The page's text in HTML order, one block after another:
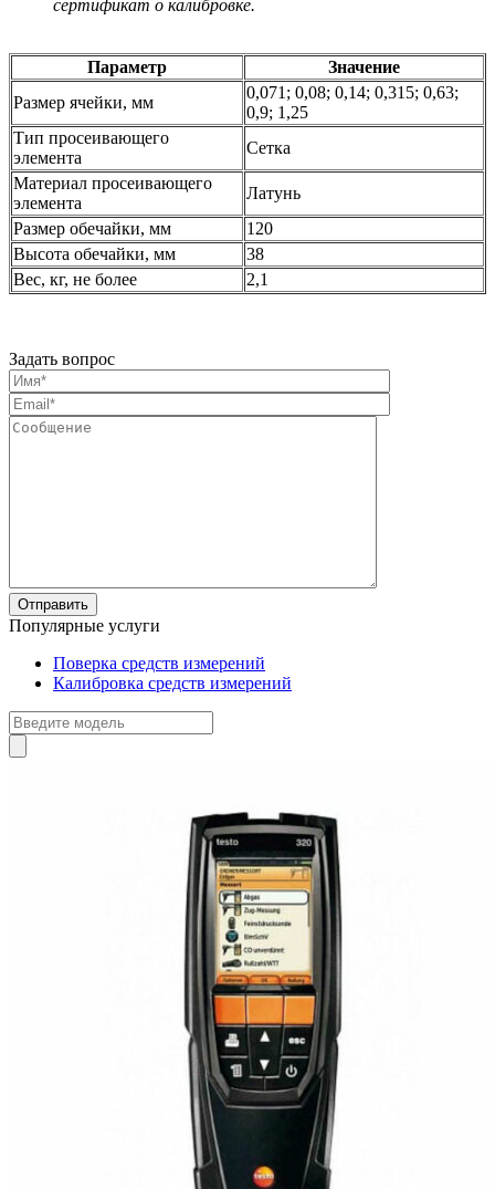
сертификат о калибровке.
Параметр
Значение
Размер ячейки, мм
0,071; 0,08; 0,14; 0,315; 0,63;
0,9; 1,25
Тип просеивающего
элемента
Сетка
Материал просеивающего
элемента
Латунь
Размер обечайки, мм
120
Высота обечайки, мм
38
Вес, кг, не более
2,1
Задать вопрос
Популярные услуги
Поверка средств измерений
Калибровка средств измерений